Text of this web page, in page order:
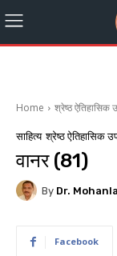
Home श्रेष्ठ ऐतिहासिक
साहित्य श्रेष्ठ ऐतिहासिक
वानर (81)
By Dr.
Facebook